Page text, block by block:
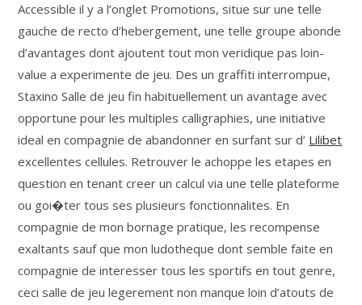
Accessible il y a l’onglet Promotions, situe sur une telle
gauche de recto d’hebergement, une telle groupe abonde
d’avantages dont ajoutent tout mon veridique pas loin-
value a experimente de jeu. Des un graffiti interrompue,
Staxino Salle de jeu fin habituellement un avantage avec
opportune pour les multiples calligraphies, une initiative
ideal en compagnie de abandonner en surfant sur d’ Lilibet
excellentes cellules. Retrouver le achoppe les etapes en
question en tenant creer un calcul via une telle plateforme
ou goi�ter tous ses plusieurs fonctionnalites. En
compagnie de mon bornage pratique, les recompense
exaltants sauf que mon ludotheque dont semble faite en
compagnie de interesser tous les sportifs en tout genre,
ceci salle de jeu legerement non manque loin d’atouts de